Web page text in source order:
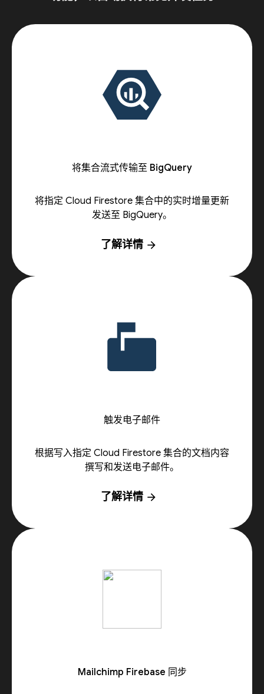
将集合流式传输至 BigQuery
将指定 Cloud Firestore 集合中的实时增量更新
发送至 BigQuery。
了解详情 arrow_forward
触发电子邮件
根据写入指定 Cloud Firestore 集合的文档内容
撰写和发送电子邮件。
了解详情 arrow_forward
Mailchimp Firebase 同步